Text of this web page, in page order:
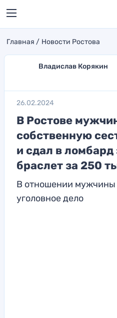
Главная Новости Ростова
Владислав Корякин
26.02.2024
В Ростове
собственную
и сдал в ломбард
браслет за 250
В отношении мужчины
уголовное дело